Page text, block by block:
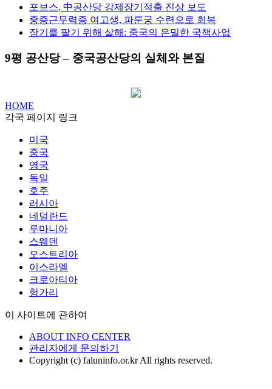
포브스, 中공산당 강제장기적출 진상 보도
중증근무력증 여고생, 파룬궁 수련으로 회복
장기를 팔기 위해 살해: 중국의 은밀한 국책사업
9평 공산당 – 중국공산당의 실체와 본질
HOME
각국 페이지 링크
미국
중국
영국
독일
호주
러시아
네덜란드
루마니아
스웨덴
오스트리아
이스라엘
크로아티아
헝가리
이 사이트에 관하여
ABOUT INFO CENTER
관리자에게 문의하기
Copyright (c) faluninfo.or.kr All rights reserved.